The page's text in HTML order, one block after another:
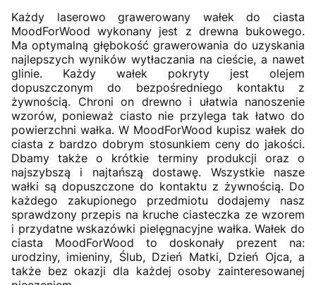
Każdy laserowo grawerowany wałek do ciasta
MoodForWood wykonany jest z drewna bukowego.
Ma optymalną głębokość grawerowania do uzyskania
najlepszych wyników wytłaczania na cieście, a nawet
glinie. Każdy wałek pokryty jest olejem
dopuszczonym do bezpośredniego kontaktu z
żywnością. Chroni on drewno i ułatwia nanoszenie
wzorów, ponieważ ciasto nie przylega tak łatwo do
powierzchni wałka. W MoodForWood kupisz wałek do
ciasta z bardzo dobrym stosunkiem ceny do jakości.
Dbamy także o krótkie terminy produkcji oraz o
najszybszą i najtańszą dostawę. Wszystkie nasze
wałki są dopuszczone do kontaktu z żywnością. Do
każdego zakupionego przedmiotu dodajemy nasz
sprawdzony przepis na kruche ciasteczka ze wzorem
i przydatne wskazówki pielęgnacyjne wałka. Wałek do
ciasta MoodForWood to doskonały prezent na:
urodziny, imieniny, Ślub, Dzień Matki, Dzień Ojca, a
także bez okazji dla każdej osoby zainteresowanej